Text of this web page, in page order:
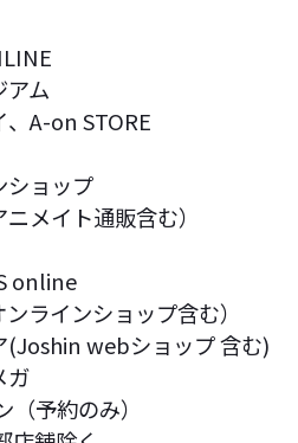
アム
、A-on STORE
ショップ
メイト通販含む）
online
ラインショップ含む）
(Joshin webショップ 含む)
ガ
（予約のみ）